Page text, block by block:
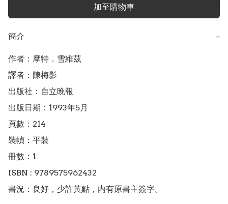
加至購物車
簡介 −
作者：摩特．雪維茲
譯者：陳梅影
出版社：自立晚報
出版日期：1993年5月
頁數：214
裝幀：平裝
冊數：1
ISBN : 9789575962432
書況：良好，少許黃點，内有原書主簽字。